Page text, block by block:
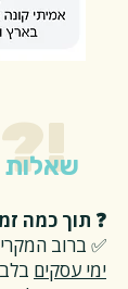
שאלות
❓ תוך כמה
✅ ברוב
ימי עסקים